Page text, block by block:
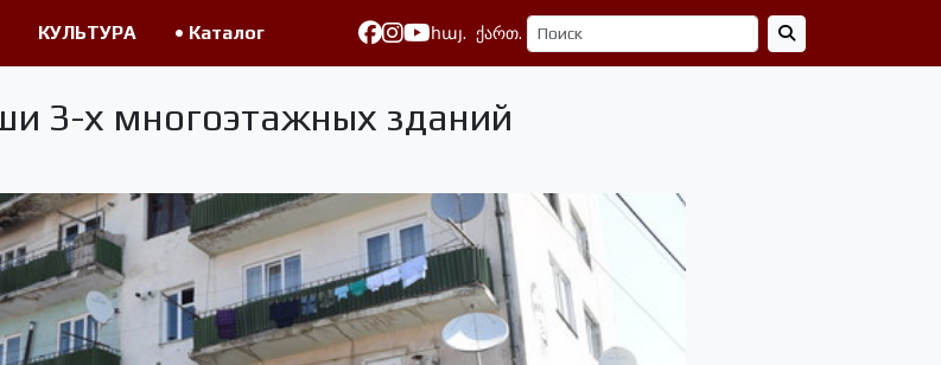
КУЛЬТУРА • Каталог հայ. ქართ.
3-х многоэтажных зданий